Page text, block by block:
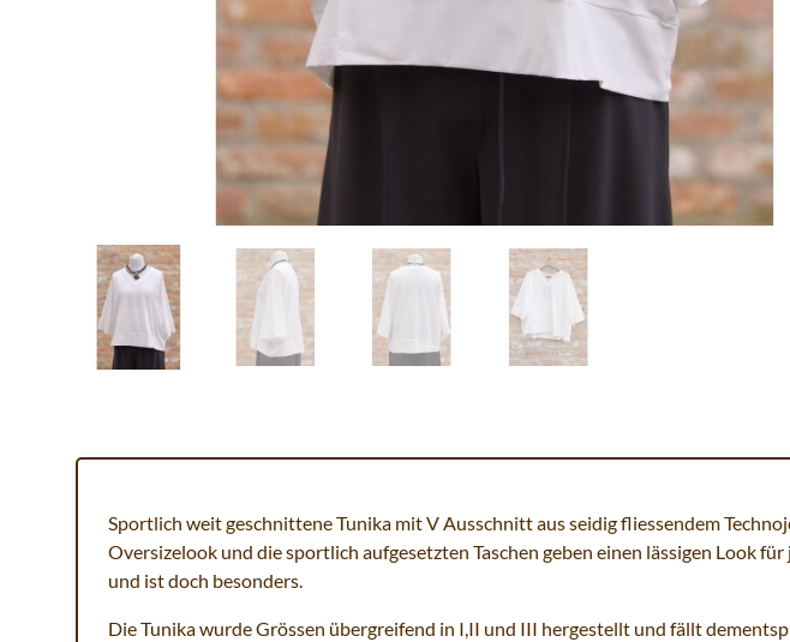
Sportlich weit geschnittene Tunika mit V Ausschnitt aus seidig fliessendem
Oversizelook und die sportlich aufgesetzten Taschen geben einen lässigen Look für
und ist doch besonders.
Die Tunika wurde Grössen übergreifend in I,II und III hergestellt und fällt